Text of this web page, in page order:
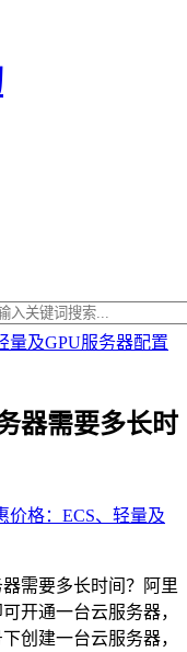
量及GPU服务器配置
器需要多长时
价格：ECS、轻量及
需要多长时间？阿里
开通一台云服务器，
创建一台云服务器，